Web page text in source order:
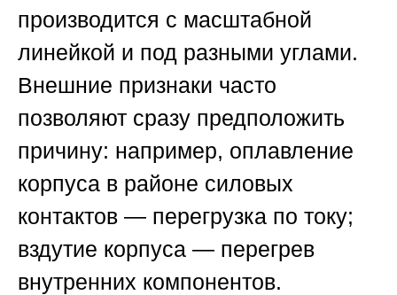
производится с масштабной
линейкой и под разными углами.
Внешние признаки часто
позволяют сразу предположить
причину: например, оплавление
корпуса в районе силовых
контактов — перегрузка по току;
вздутие корпуса — перегрев
внутренних компонентов.